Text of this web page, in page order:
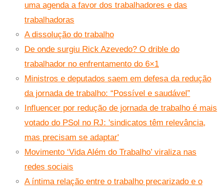
uma agenda a favor dos trabalhadores e das
trabalhadoras
A dissolução do trabalho
De onde surgiu Rick Azevedo? O drible do
trabalhador no enfrentamento do 6×1
Ministros e deputados saem em defesa da redução
da jornada de trabalho: “Possível e saudável”
Influencer por redução de jornada de trabalho é mais
votado do PSol no RJ: 'sindicatos têm relevância,
mas precisam se adaptar'
Movimento ‘Vida Além do Trabalho’ viraliza nas
redes sociais
A íntima relação entre o trabalho precarizado e o